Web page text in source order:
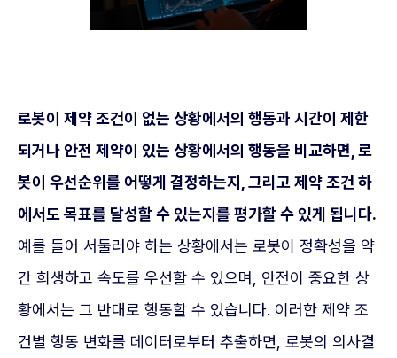
로봇이 제약 조건이 없는 상황에서의 행동과 시간이 제한
되거나 안전 제약이 있는 상황에서의 행동을 비교하면, 로
봇이 우선순위를 어떻게 결정하는지, 그리고 제약 조건 하
에서도 목표를 달성할 수 있는지를 평가할 수 있게 됩니다.
예를 들어 서둘러야 하는 상황에서는 로봇이 정확성을 약
간 희생하고 속도를 우선할 수 있으며, 안전이 중요한 상
황에서는 그 반대로 행동할 수 있습니다. 이러한 제약 조
건별 행동 변화를 데이터로부터 추출하면, 로봇의 의사결